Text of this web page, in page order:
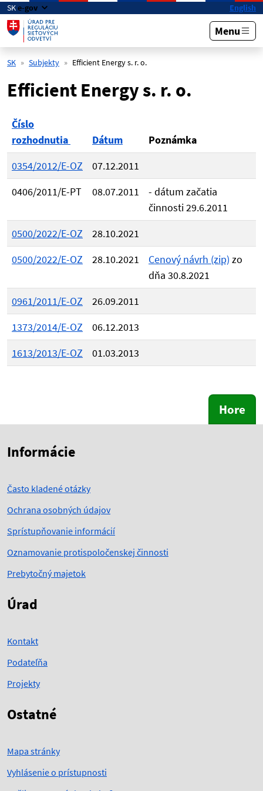
Preskočiť na hlavný obsah
SKe-gov English
Menu
SK Subjekty Efficient Energy s. r. o.
Efficient Energy s. r. o.
Číslo
rozhodnutia
Dátum
Poznámka
0354/2012/E-OZ
07.12.2011
0406/2011/E-PT
08.07.2011
- dátum začatia
činnosti 29.6.2011
0500/2022/E-OZ
28.10.2021
0500/2022/E-OZ
28.10.2021 Cenový návrh (zip) zo
dňa 30.8.2021
0961/2011/E-OZ
26.09.2011
1373/2014/E-OZ
06.12.2013
1613/2013/E-OZ
01.03.2013
Hore
Informácie
Často kladené otázky
Ochrana osobných údajov
Sprístupňovanie informácií
Oznamovanie protispoločenskej činnosti
Prebytočný majetok
Úrad
Kontakt
Podateľňa
Projekty
Ostatné
Mapa stránky
Vyhlásenie o prístupnosti